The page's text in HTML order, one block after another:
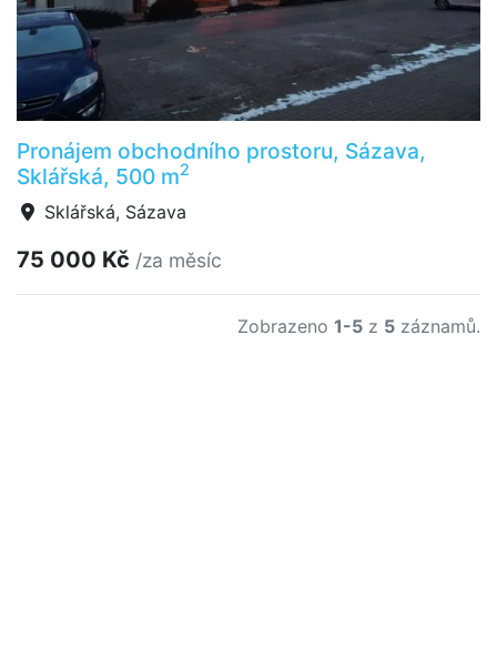
Pronájem obchodního prostoru, Sázava,
Sklářská, 500 m2
Sklářská, Sázava
75 000 Kč /za měsíc
Zobrazeno 1-5 z 5 záznamů.